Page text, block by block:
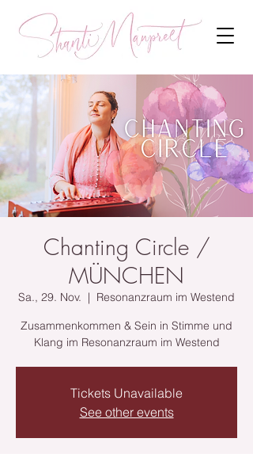
Chanting Circle /
MÜNCHEN
Sa., 29. Nov.
  |
Resonanzraum im Westend
Zusammenkommen & Sein in Stimme und
Klang im Resonanzraum im Westend
Tickets Unavailable
See other events